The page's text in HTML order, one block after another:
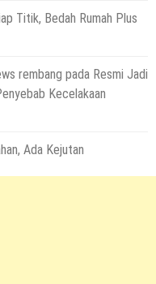
Titik, Bedah Rumah Plus
rembang pada Resmi Jadi
Kecelakaan
Ada Kejutan